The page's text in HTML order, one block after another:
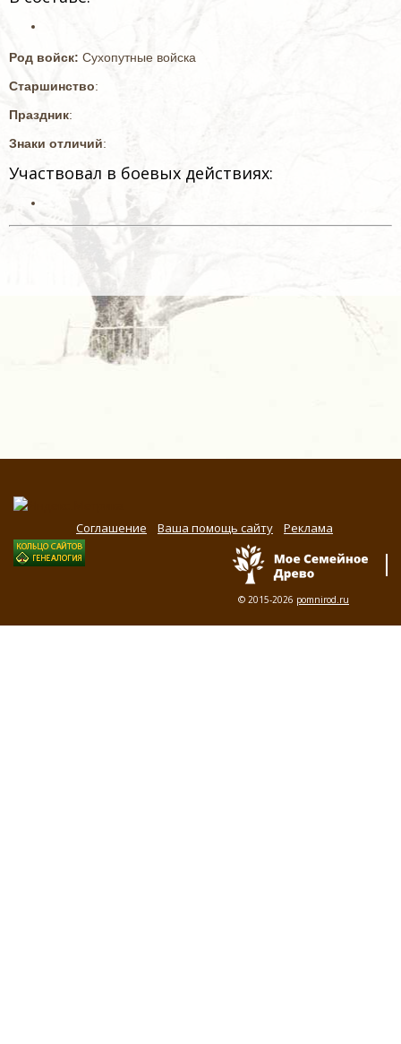
Род войск: Сухопутные войска
Старшинство:
Праздник:
Знаки отличий:
Участвовал в боевых действиях:
Соглашение Ваша помощь сайту Реклама
© 2015-2026 pomnirod.ru